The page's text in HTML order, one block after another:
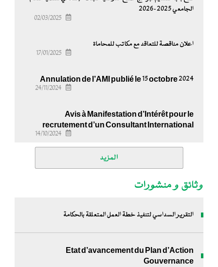
الجامعي 2025-2026
02/03/2025
اعلان مناقصة للتعاقد مع مكاتب للمحاماة
17/01/2025
Annulation de l’AMI publié le 15 octobre 2024
24/11/2024
Avis à Manifestation d’Intérêt pour le
recrutement d’un Consultant International
14/10/2024
المزيد
وثائق و منشورات
التقرير السداسي لتنفيذ خطة العمل المتعلقة بالحكامة
Etat d’avancement du Plan d’Action
Gouvernance